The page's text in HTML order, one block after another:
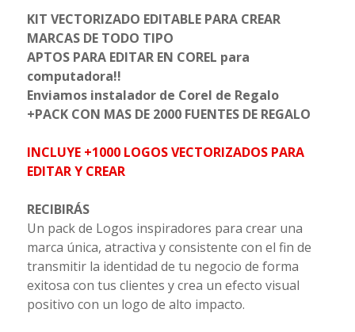
KIT VECTORIZADO EDITABLE PARA CREAR
MARCAS DE TODO TIPO
APTOS PARA EDITAR EN COREL para
computadora!!
Enviamos instalador de Corel de Regalo
+PACK CON MAS DE 2000 FUENTES DE REGALO
INCLUYE +1000 LOGOS VECTORIZADOS PARA
EDITAR Y CREAR
RECIBIRÁS
Un pack de Logos inspiradores para crear una
marca única, atractiva y consistente con el fin de
transmitir la identidad de tu negocio de forma
exitosa con tus clientes y crea un efecto visual
positivo con un logo de alto impacto.